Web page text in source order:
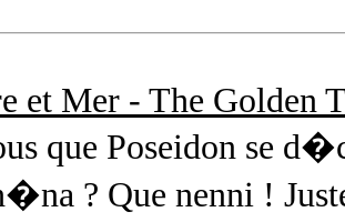
et Mer - The Golden
que Poseidon se
? Que nenni !